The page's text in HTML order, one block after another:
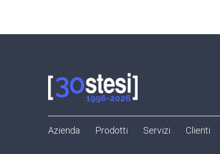
Azienda Prodotti Servizi Clienti